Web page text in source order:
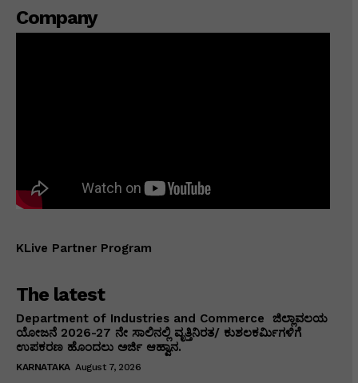
Company
KLive Partner Program
The latest
Department of Industries and Commerce ಜಿಲ್ಲಾವಲಯ
ಯೋಜನೆ 2026-27 ನೇ ಸಾಲಿನಲ್ಲಿ ವೃತ್ತಿನಿರತ/ ಕುಶಲಕರ್ಮಿಗಳಿಗೆ
ಉಪಕರಣ ಹೊಂದಲು ಅರ್ಜಿ ಆಹ್ವಾನ.
KARNATAKA August 7, 2026